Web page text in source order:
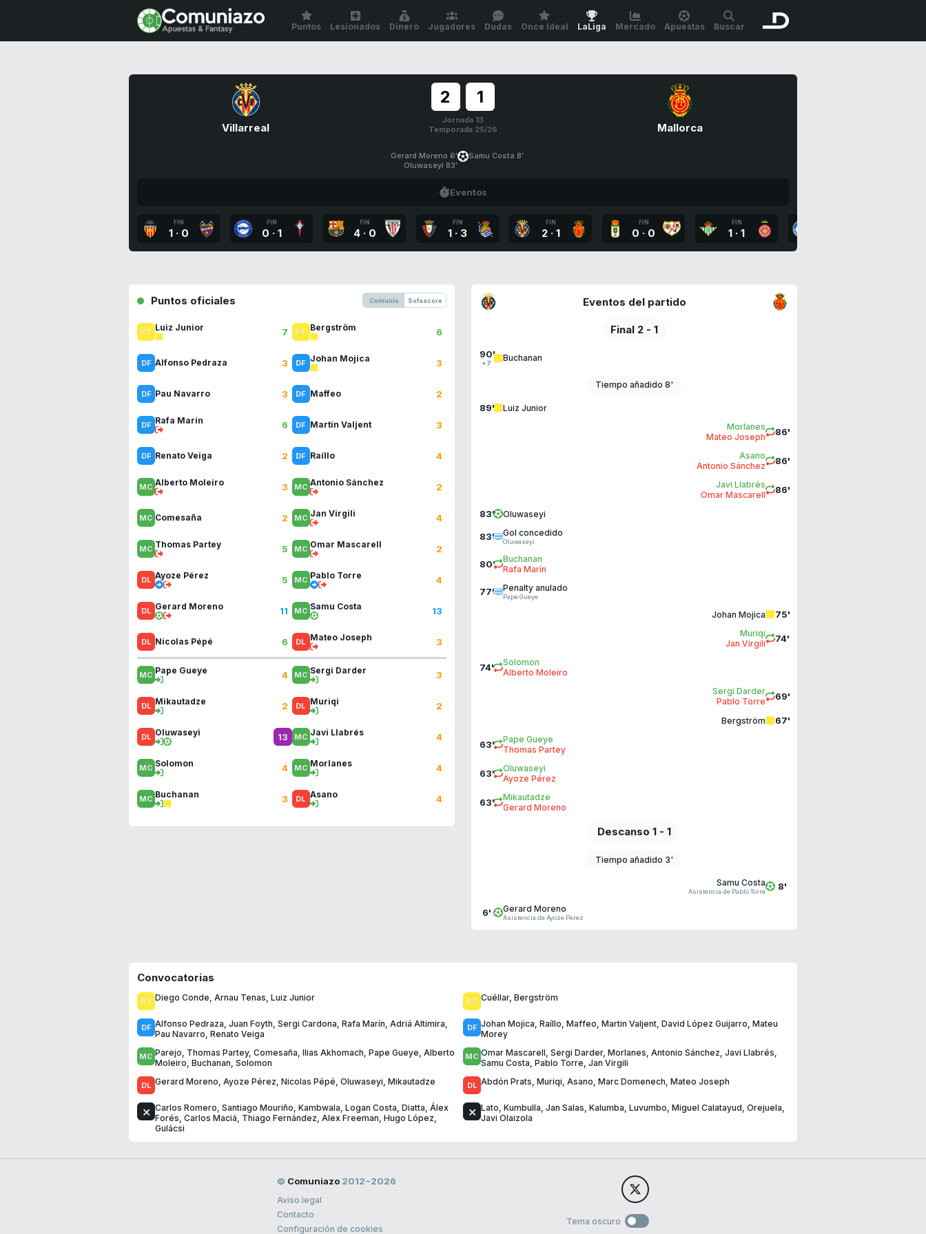
Puntos Lesionados Dinero Jugadores Dudas Once Ideal LaLiga Mercado Apuestas Buscar
Villarreal
2 1
Jornada 13
Temporada 25/26
Mallorca
Gerard Moreno 6'
Oluwaseyi 83'
Samu Costa 8'
Eventos
FIN
1 · 0
FIN
0 · 1
FIN
4 · 0
FIN
1 · 3
FIN
2 · 1
FIN
0 · 0
FIN
1 · 1
Puntos oficiales Comunio Sofascore
Luiz Junior 7
Alfonso Pedraza 3
Pau Navarro 3
Rafa Marín 6
Renato Veiga 2
Alberto Moleiro 3
Comesaña 2
Thomas Partey 5
Ayoze Pérez 5
Gerard Moreno 11
Nicolas Pépé 6
Pape Gueye 4
Mikautadze 2
Oluwaseyi 13
Solomon 4
Buchanan 3
Bergström 6
Johan Mojica 3
Maffeo 2
Martin Valjent 3
Raíllo 4
Antonio Sánchez 2
Jan Virgili 4
Omar Mascarell 2
Pablo Torre 4
Samu Costa 13
Mateo Joseph 3
Sergi Darder 3
Muriqi 2
Javi Llabrés 4
Morlanes 4
Asano 4
Eventos del partido
Final 2 - 1
90'
+7
Buchanan
Tiempo añadido 8'
89' Luiz Junior
86'
Morlanes
Mateo Joseph
86'
Asano
Antonio Sánchez
86'
Javi Llabrés
Omar Mascarell
83' Oluwaseyi
83' Gol concedido
Oluwaseyi
80'
Buchanan
Rafa Marín
77' Penalty anulado
Pape Gueye
75'
Johan Mojica
74'
Muriqi
Jan Virgili
74'
Solomon
Alberto Moleiro
69'
Sergi Darder
Pablo Torre
67'
Bergström
63'
Pape Gueye
Thomas Partey
63'
Oluwaseyi
Ayoze Pérez
63'
Mikautadze
Gerard Moreno
Descanso 1 - 1
Tiempo añadido 3'
8'
Samu Costa
Asistencia de Pablo Torre
6' Gerard Moreno
Asistencia de Ayoze Pérez
Convocatorias
Diego Conde, Arnau Tenas, Luiz Junior
Alfonso Pedraza, Juan Foyth, Sergi Cardona, Rafa Marín, Adriá Altimira,
Pau Navarro, Renato Veiga
Parejo, Thomas Partey, Comesaña, Ilias Akhomach, Pape Gueye, Alberto
Moleiro, Buchanan, Solomon
Gerard Moreno, Ayoze Pérez, Nicolas Pépé, Oluwaseyi, Mikautadze
Carlos Romero, Santiago Mouriño, Kambwala, Logan Costa, Diatta, Álex
Forés, Carlos Maciá, Thiago Fernández, Alex Freeman, Hugo López,
Gulácsi
Cuéllar, Bergström
Johan Mojica, Raíllo, Maffeo, Martin Valjent, David López Guijarro, Mateu
Morey
Omar Mascarell, Sergi Darder, Morlanes, Antonio Sánchez, Javi Llabrés,
Samu Costa, Pablo Torre, Jan Virgili
Abdón Prats, Muriqi, Asano, Marc Domenech, Mateo Joseph
Lato, Kumbulla, Jan Salas, Kalumba, Luvumbo, Miguel Calatayud, Orejuela,
Javi Olaizola
© Comuniazo 2012−2026
Aviso legal
Contacto
Configuración de cookies
Tema oscuro